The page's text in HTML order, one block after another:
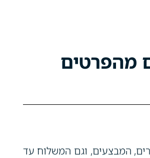
מהפרטים
המבצעים, וגם המשלוח עד